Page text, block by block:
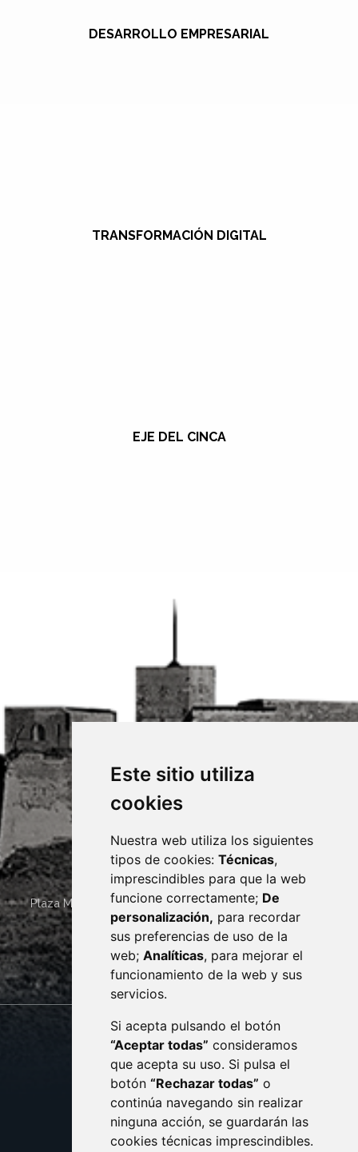
Este sitio utiliza
cookies
Nuestra web utiliza los siguientes
tipos de cookies: Técnicas,
imprescindibles para que la web
funcione correctamente; De
personalización, para recordar
sus preferencias de uso de la
web; Analíticas, para mejorar el
funcionamiento de la web y sus
servicios.
Si acepta pulsando el botón
“Aceptar todas” consideramos
que acepta su uso. Si pulsa el
botón “Rechazar todas” o
continúa navegando sin realizar
ninguna acción, se guardarán las
cookies técnicas imprescindibles.
DESARROLLO EMPRESARIAL
TRANSFORMACIÓN DIGITAL
EJE DEL CINCA
Plaza Mayor 4 22400 MONZÓN - ARAGÓN (ESPAÑA)
· (34) 974 400 700 ·
sac@monzon.es
monzon.es
CONTACTO
AVISO LEGAL
PROTECCIÓN DE DATOS
POLÍTICA DE COOKIES
ACCESIBILIDAD
ENLACE EXTERNO AL